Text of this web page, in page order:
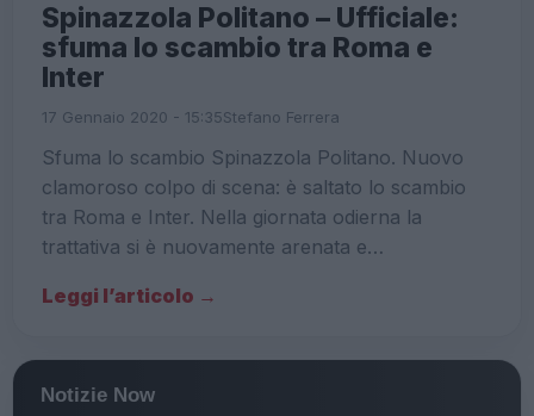
Spinazzola Politano – Ufficiale:
sfuma lo scambio tra Roma e
Inter
17 Gennaio 2020 - 15:35Stefano Ferrera
Sfuma lo scambio Spinazzola Politano. Nuovo
clamoroso colpo di scena: è saltato lo scambio
tra Roma e Inter. Nella giornata odierna la
trattativa si è nuovamente arenata e…
Leggi l’articolo →